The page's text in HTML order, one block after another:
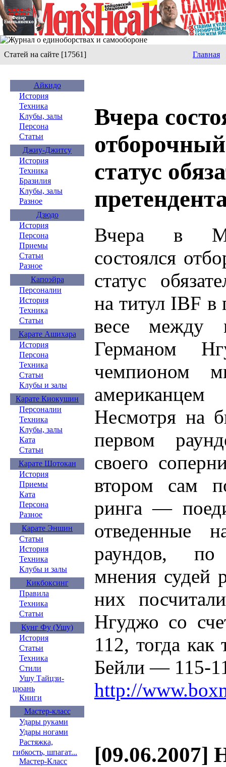
Статей на сайте [17561] Главная
Айкидо
История
Техника
Клубы, залы
Персона
Статьи
Джиу-Джитсу
История
Техника
Бразилия
Клубы, залы
Разное
Дзюдо
История
Персона
Приемы
Статьи
Разное
Капоэйра
Персоналии
История
Техника
Статьи
Карате Ашихара
История
Персона
Техника
Статьи
Клубы и залы
Карате Киокушин
Персоналии
Техника
Клубы, залы
Ката
Статьи
Карате Шотокан
История
Приемы
Ката
Персона
Разное
Карате Эншин
Статьи
История
Техника
Клубы и залы
Кикбоксинг
Правила
Техника
Статьи
Кунг Фу (Ушу)
История
Статьи
Техника
Стили
Ушу Тайцзи-
цюань
Книги
Мастер-класс
Удары руками
Удары ногами
Растяжка,
гибкость, шпагат...
Мастер-Класс
Вчера
статус
Вчера в
состоялся
статус
на титул IBF в
весе между
Германом
чемпионом
Несмотря на
первом
своего
втором сам
ринга —
отведенные
раундов,
мнения судей
них
Нгуджо со
112, тогда как
Бейли — 115-
http://
[09.06.2007]